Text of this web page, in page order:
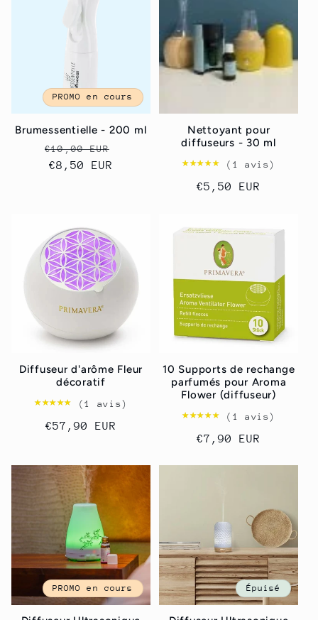
o
PROMO en cours
Brumessentielle - 200 ml
Prix
habituel
€10,00 EUR
promotionnel
€8,50 EUR
Nettoyant pour
diffuseurs - 30 ml
★★★★★
★★★★★ (1 avis)
Prix
€5,50 EUR
Diffuseur d'arôme Fleur
décoratif
★★★★★
★★★★★ (1 avis)
Prix
€57,90 EUR
10 Supports de rechange
parfumés pour Aroma
Flower (diffuseur)
★★★★★
★★★★★ (1 avis)
Prix
€7,90 EUR
PROMO en cours Épuisé